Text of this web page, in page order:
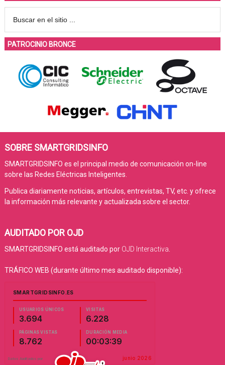
PATROCINIO BRONCE
SOBRE SMARTGRIDSINFO
SMARTGRIDSINFO es el principal medio de comunicación on-line
sobre las Redes Eléctricas Inteligentes.
Publica diariamente noticias, artículos, entrevistas, TV, etc. y ofrece
la información más relevante y actualizada sobre el sector.
AUDITADO POR OJD
SMARTGRIDSINFO está auditado por OJD Interactiva
TRÁFICO WEB (durante último mes auditado disponible):